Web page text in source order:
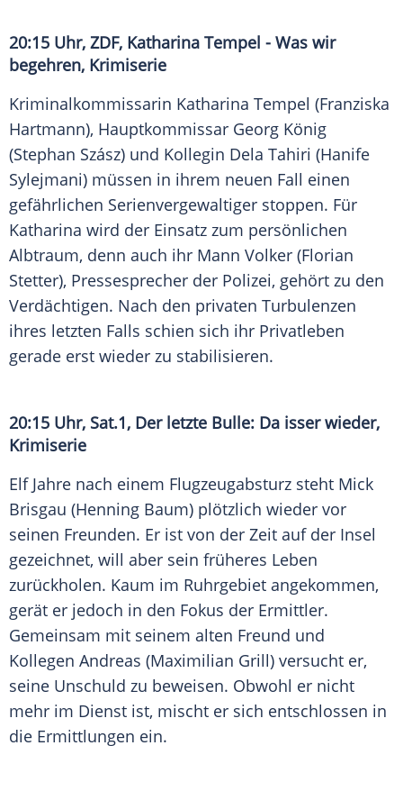
20:15 Uhr, ZDF, Katharina Tempel - Was wir
begehren, Krimiserie
Kriminalkommissarin Katharina Tempel (Franziska
Hartmann), Hauptkommissar Georg König
(Stephan Szász) und Kollegin Dela Tahiri (Hanife
Sylejmani) müssen in ihrem neuen Fall einen
gefährlichen Serienvergewaltiger stoppen. Für
Katharina wird der Einsatz zum persönlichen
Albtraum, denn auch ihr Mann Volker (Florian
Stetter), Pressesprecher der Polizei, gehört zu den
Verdächtigen. Nach den privaten Turbulenzen
ihres letzten Falls schien sich ihr Privatleben
gerade erst wieder zu stabilisieren.
20:15 Uhr, Sat.1, Der letzte Bulle: Da isser wieder,
Krimiserie
Elf Jahre nach einem Flugzeugabsturz steht Mick
Brisgau (Henning Baum) plötzlich wieder vor
seinen Freunden. Er ist von der Zeit auf der Insel
gezeichnet, will aber sein früheres Leben
zurückholen. Kaum im Ruhrgebiet angekommen,
gerät er jedoch in den Fokus der Ermittler.
Gemeinsam mit seinem alten Freund und
Kollegen Andreas (Maximilian Grill) versucht er,
seine Unschuld zu beweisen. Obwohl er nicht
mehr im Dienst ist, mischt er sich entschlossen in
die Ermittlungen ein.